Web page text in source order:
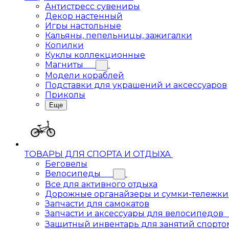
Антистресс сувениры
Декор настенный
Игры настольные
Кальяны, пепельницы, зажигалки
Копилки
Куклы коллекционные
Магниты
Модели кораблей
Подставки для украшений и аксессуаров
Приколы
Еще
ТОВАРЫ ДЛЯ СПОРТА И ОТДЫХА
Беговелы
Велосипеды
Все для активного отдыха
Дорожные органайзеры и сумки-тележки
Запчасти для самокатов
Запчасти и аксессуары для велосипедов
Защитный инвентарь для занятий